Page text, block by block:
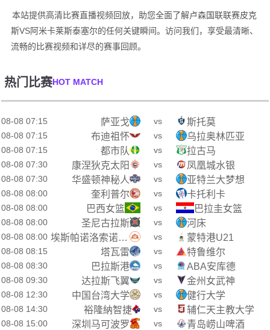
本站提供高清比赛直播视频回放，助您全面了解卢森国联联赛皮克
斯VS阿米卡莱斯泰塞尔的任何关键瞬间。访问我们，享受最清晰、
流畅的比赛视频和详尽的赛事回顾。
热门比赛HOT MATCH
08-08 07:15 萨亚戈 vs 斯托莫
08-08 07:15 布迪祖怀 vs 乌拉奥林匹亚
08-08 07:15 都市队 vs 拉古马
08-08 07:30 康涅狄克太阳 vs 凤凰城水银
08-08 07:30 华盛顿神秘人 vs 亚特兰大梦想
08-08 08:00 奎利普尔 vs 卡托利卡
08-08 08:00 巴西女篮 vs 巴拉圭女篮
08-08 08:00 圣尼古拉斯 vs 河床
08-08 08:00 埃斯帕诺洛索诺U21 vs 蒙特港U21
08-08 08:15 塔瓦雷 vs 特鲁维尔
08-08 08:30 巴拉斯港 vs ABA安库德
08-08 09:30 达拉斯飞翼 vs 金州女武神
08-08 12:30 中国台湾大学 vs 健行大学
08-08 14:30 裕隆納智捷 vs 辅仁天主教大学
08-08 15:00 深圳马可波罗 vs 青岛崂山啤酒